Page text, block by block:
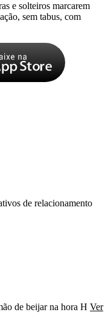
e solteiros marcarem
sem tabus, com
de relacionamento
de beijar na hora H Ver